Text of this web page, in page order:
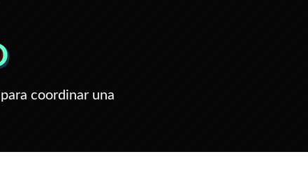
coordinar una